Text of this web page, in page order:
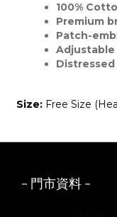
100%
Premium
Patch-
Adjustable
Size: Free Size
- 門市資料 -